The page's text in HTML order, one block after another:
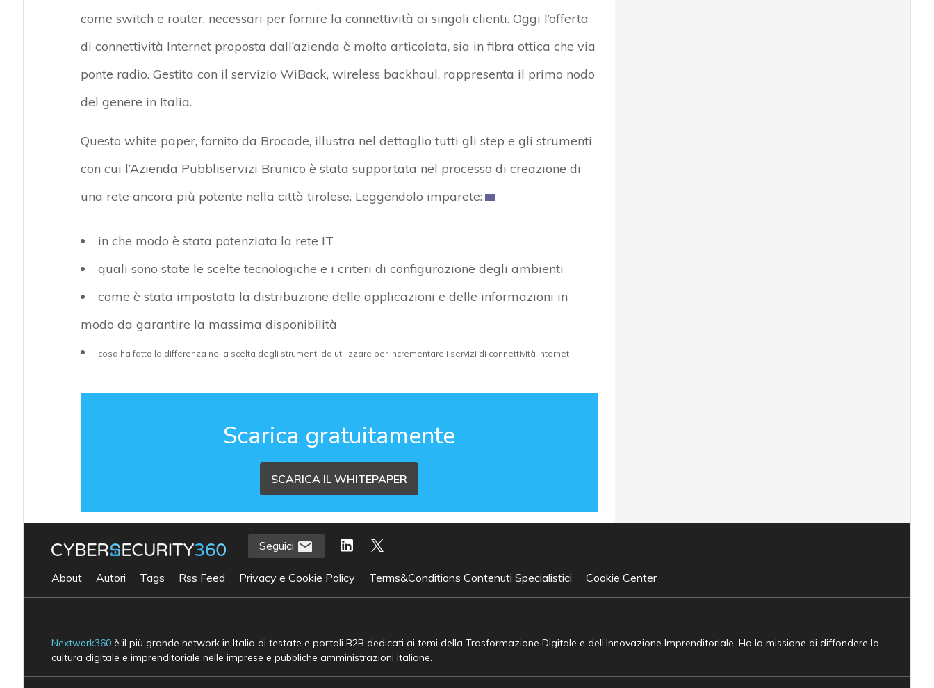
come switch e router, necessari per fornire la connettività ai singoli clienti. Oggi l’offerta
di connettività Internet proposta dall’azienda è molto articolata, sia in fibra ottica che via
ponte radio. Gestita con il servizio WiBack, wireless backhaul, rappresenta il primo nodo
del genere in Italia.
Questo white paper, fornito da Brocade, illustra nel dettaglio tutti gli step e gli strumenti
con cui l’Azienda Pubbliservizi Brunico è stata supportata nel processo di creazione di
una rete ancora più potente nella città tirolese. Leggendolo imparete:
in che modo è stata potenziata la rete IT
quali sono state le scelte tecnologiche e i criteri di configurazione degli ambienti
come è stata impostata la distribuzione delle applicazioni e delle informazioni in
modo da garantire la massima disponibilità
cosa ha fatto la differenza nella scelta degli strumenti da utilizzare per incrementare i servizi di connettività Internet
Scarica gratuitamente
SCARICA IL WHITEPAPER
Seguici
About Autori Tags Rss Feed Privacy e Cookie Policy Terms&Conditions Contenuti Specialistici Cookie Center
Nextwork360è il più grande network in Italia di testate e portali B2B dedicati ai temi della Trasformazione Digitale e dell’Innovazione Imprenditoriale. Ha la missione di diffondere la
cultura digitale e imprenditoriale nelle imprese e pubbliche amministrazioni italiane.